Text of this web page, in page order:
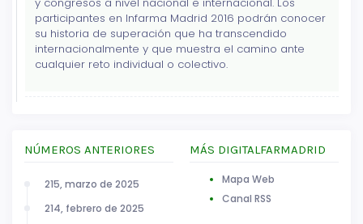
participantes en Infarma Madrid 2016 podrán conocer
su historia de superación que ha transcendido
internacionalmente y que muestra el camino ante
cualquier reto individual o colectivo.
NÚMEROS ANTERIORES
215, marzo de 2025
214, febrero de 2025
MÁS DIGITALFARMADRID
Mapa Web
Canal RSS